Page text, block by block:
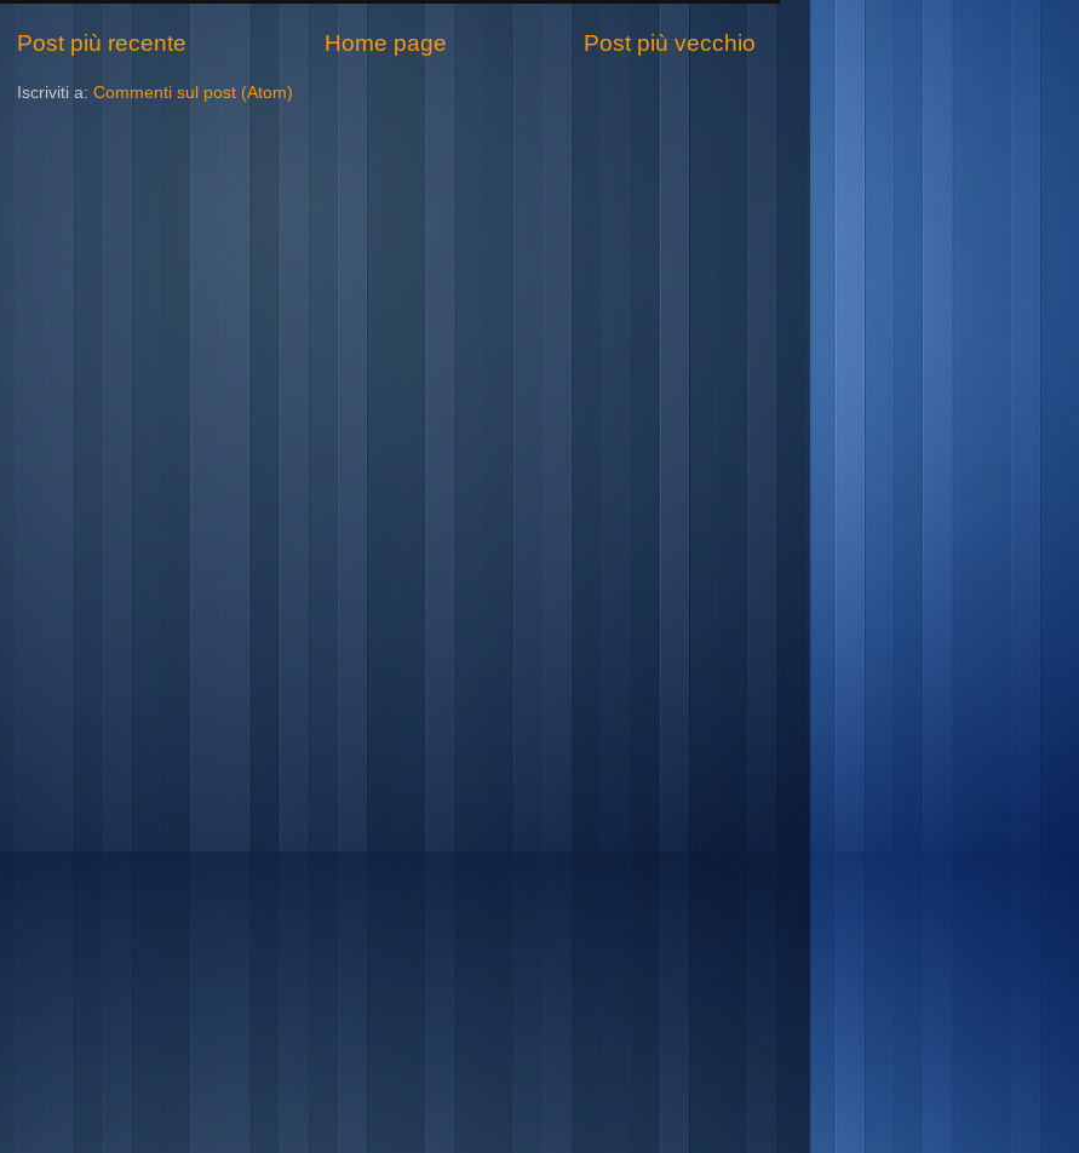
Post più recente Post più vecchio
Home page
Iscriviti a: Commenti sul post (Atom)